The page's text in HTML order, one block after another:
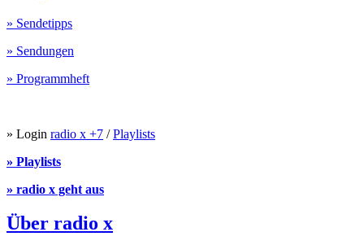
» Sendetipps
» Sendungen
» Programmheft
» Login radio x +7 /Playlists
» Playlists
» radio x geht aus
Über radio x